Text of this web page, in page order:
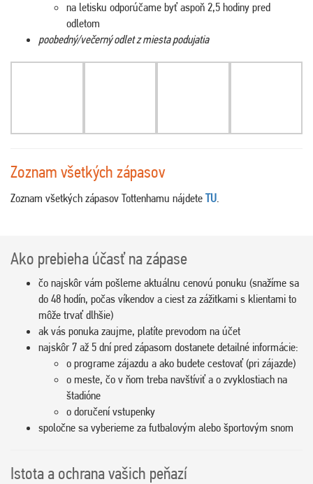
na letisku odporúčame byť aspoň 2,5 hodiny pred
odletom
poobedný/večerný odlet z miesta podujatia
Zoznam všetkých zápasov
Zoznam všetkých zápasov Tottenhamu nájdete TU.
Ako prebieha účasť na zápase
čo najskôr vám pošleme aktuálnu cenovú ponuku (snažíme sa
do 48 hodín, počas víkendov a ciest za zážitkami s klientami to
môže trvať dlhšie)
ak vás ponuka zaujme, platíte prevodom na účet
najskôr 7 až 5 dní pred zápasom dostanete detailné informácie:
o programe zájazdu a ako budete cestovať (pri zájazde)
o meste, čo v ňom treba navštíviť a o zvyklostiach na
štadióne
o doručení vstupenky
spoločne sa vyberieme za futbalovým alebo športovým snom
Istota a ochrana vašich peňazí